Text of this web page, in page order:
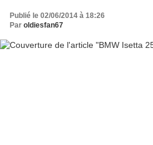
Publié le 02/06/2014 à 18:26
Par oldiesfan67